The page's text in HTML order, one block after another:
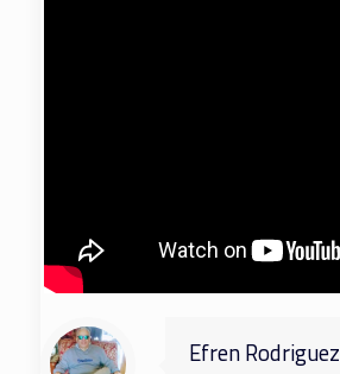
Efren Rodriguez